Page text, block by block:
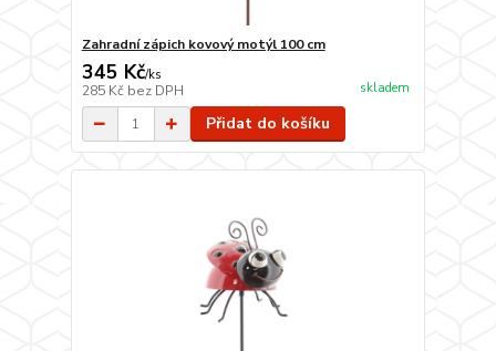
Zahradní zápich kovový motýl 100 cm
345 Kč/ks
285 Kč bez DPH skladem
Přidat do košíku